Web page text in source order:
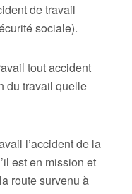
de travail
sociale).
tout accident
du travail quelle
l’accident de la
est en mission et
route survenu à